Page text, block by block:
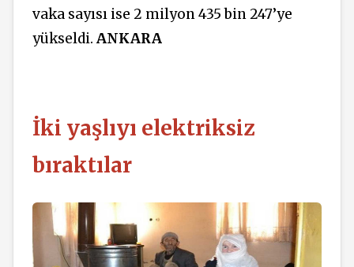
vaka sayısı ise 2 milyon 435 bin 247’ye
yükseldi. ANKARA
İki yaşlıyı elektriksiz
bıraktılar